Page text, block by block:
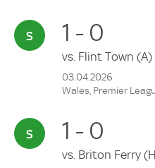
1 - 0
vs. Flint Town (A)
03.04.2026
Wales, Premier
1 - 0
vs. Briton Ferry